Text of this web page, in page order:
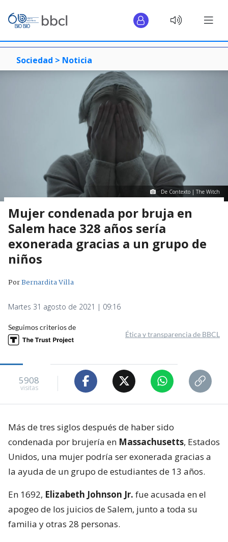
Sociedad > Noticia
De Contexto | The Witch
Mujer condenada por bruja en
Salem hace 328 años sería
exonerada gracias a un grupo de
niños
PorBernardita Villa
Martes 31 agosto de 2021 | 09:16
Seguimos criterios de
Ética y transparencia de BBCL
5908
visitas
Más de tres siglos después de haber sido
condenada por brujería en Massachusetts, Estados
Unidos, una mujer podría ser exonerada gracias a
la ayuda de un grupo de estudiantes de 13 años.
En 1692, Elizabeth Johnson Jr. fue acusada en el
apogeo de los juicios de Salem, junto a toda su
familia y otras 28 personas.